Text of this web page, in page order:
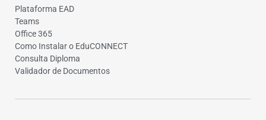
Plataforma EAD
Teams
Office 365
Como Instalar o EduCONNECT
Consulta Diploma
Validador de Documentos